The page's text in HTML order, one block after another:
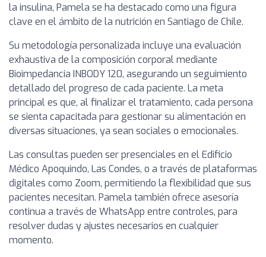
la insulina, Pamela se ha destacado como una figura
clave en el ámbito de la nutrición en Santiago de Chile.
Su metodología personalizada incluye una evaluación
exhaustiva de la composición corporal mediante
Bioimpedancia INBODY 120, asegurando un seguimiento
detallado del progreso de cada paciente. La meta
principal es que, al finalizar el tratamiento, cada persona
se sienta capacitada para gestionar su alimentación en
diversas situaciones, ya sean sociales o emocionales.
Las consultas pueden ser presenciales en el Edificio
Médico Apoquindo, Las Condes, o a través de plataformas
digitales como Zoom, permitiendo la flexibilidad que sus
pacientes necesitan. Pamela también ofrece asesoría
continua a través de WhatsApp entre controles, para
resolver dudas y ajustes necesarios en cualquier
momento.